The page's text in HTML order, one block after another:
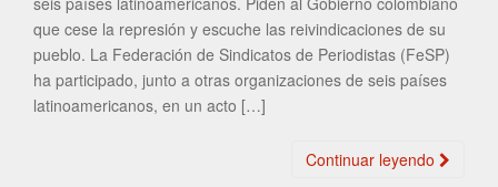
que cese la represión y escuche las reivindicaciones de su
pueblo. La Federación de Sindicatos de Periodistas (FeSP)
ha participado, junto a otras organizaciones de seis países
latinoamericanos, en un acto […]
Continuar leyendo